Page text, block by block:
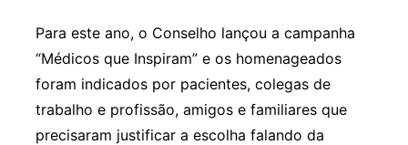
Para este ano, o Conselho lançou a campanha
“Médicos que Inspiram” e os homenageados
foram indicados por pacientes, colegas de
trabalho e profissão, amigos e familiares que
precisaram justificar a escolha falando da